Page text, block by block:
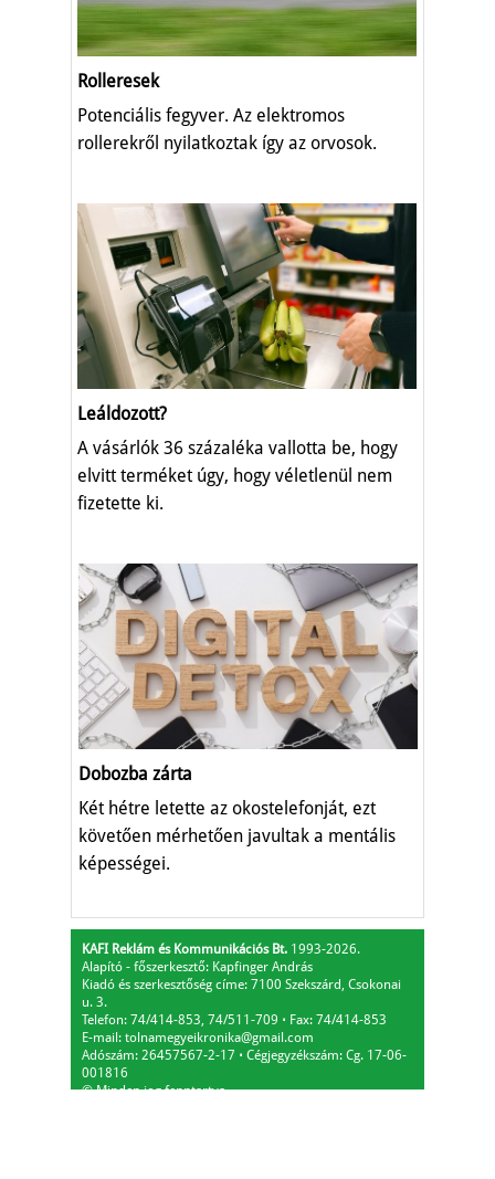
Rolleresek
Potenciális fegyver. Az elektromos
rollerekről nyilatkoztak így az orvosok.
Leáldozott?
A vásárlók 36 százaléka vallotta be, hogy
elvitt terméket úgy, hogy véletlenül nem
fizetette ki.
Dobozba zárta
Két hétre letette az okostelefonját, ezt
követően mérhetően javultak a mentális
képességei.
KAFI Reklám és Kommunikációs Bt. 1993-2026.
Alapító - főszerkesztő: Kapfinger András
Kiadó és szerkesztőség címe: 7100 Szekszárd, Csokonai
u. 3.
Telefon: 74/414-853, 74/511-709 ⋅ Fax: 74/414-853
E-mail: tolnamegyeikronika@gmail.com
Adószám: 26457567-2-17 ⋅ Cégjegyzékszám: Cg. 17-06-
001816
© Minden jog fenntartva.